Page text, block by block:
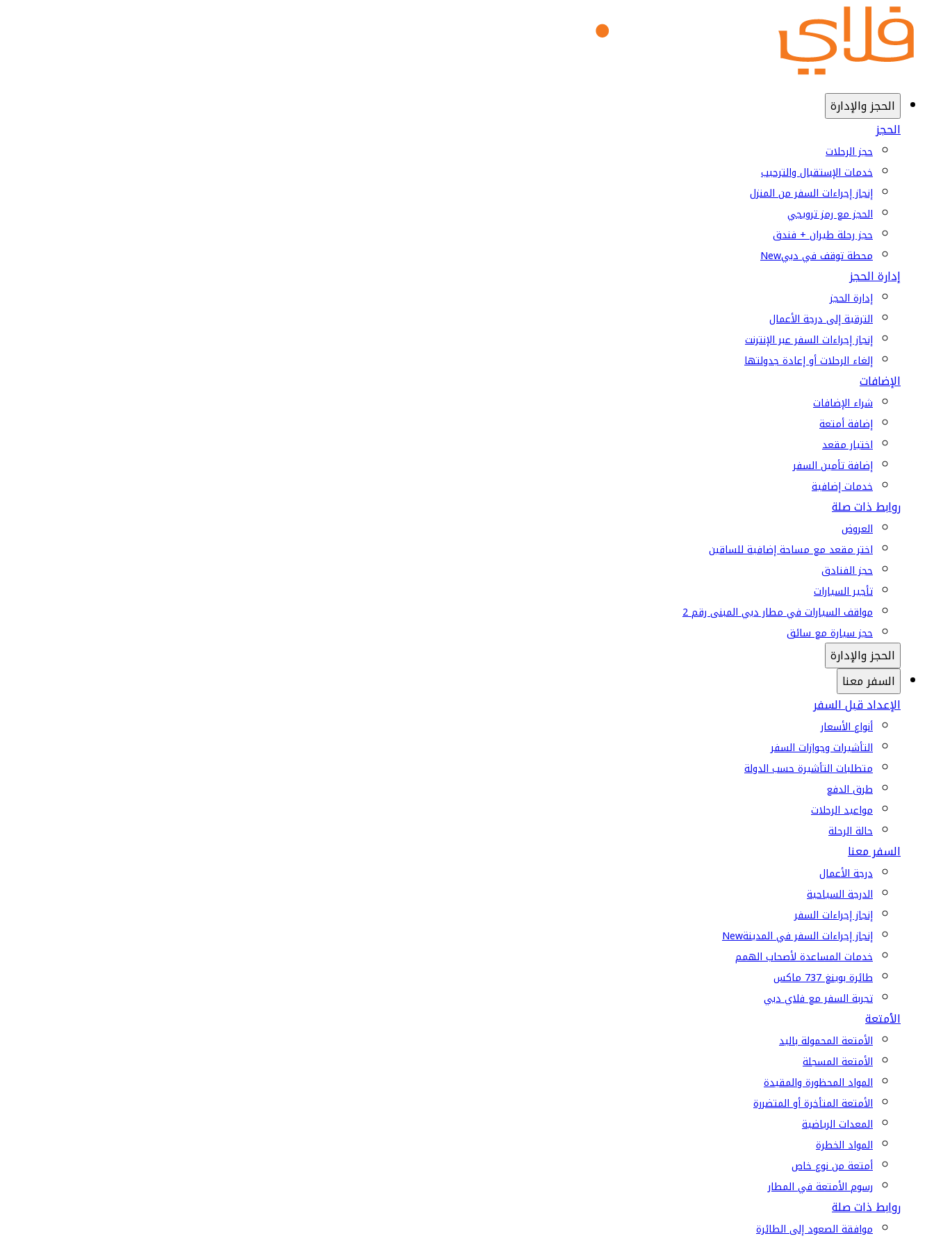
الحجز والإدارة
الحجز
حجز الرحلات
خدمات الإستقبال والترحيب
إنجاز إجراءات السفر من المنزل
الحجز مع رمز ترويجي
حجز رحلة طيران + فندق
محطة توقف في دبيNew
إدارة الحجز
إدارة الحجز
الترقية إلى درجة الأعمال
إنجاز إجراءات السفر عبر الإنترنت
إلغاء الرحلات أو إعادة جدولتها
الإضافات
شراء الإضافات
إضافة أمتعة
اختيار مقعد
إضافة تأمين السفر
خدمات إضافية
روابط ذات صلة
العروض
اختر مقعد مع مساحة إضافية للساقين
حجز الفنادق
تأجير السيارات
مواقف السيارات في مطار دبي المبنى رقم 2
حجز سيارة مع سائق
الحجز والإدارة
السفر معنا
الإعداد قبل السفر
أنواع الأسعار
التأشيرات وجوازات السفر
متطلبات التأشيرة حسب الدولة
طرق الدفع
مواعيد الرحلات
حالة الرحلة
السفر معنا
درجة الأعمال
الدرجة السياحية
إنجاز إجراءات السفر
إنجاز إجراءات السفر في المدينةNew
خدمات المساعدة لأصحاب الهمم
طائرة بوينغ 737 ماكس
تجربة السفر مع فلاي دبي
الأمتعة
الأمتعة المحمولة باليد
الأمتعة المسجلة
المواد المحظورة والمقيدة
الأمتعة المتأخرة أو المتضررة
المعدات الرياضية
المواد الخطرة
أمتعة من نوع خاص
رسوم الأمتعة في المطار
روابط ذات صلة
موافقة الصعود إلى الطائرة